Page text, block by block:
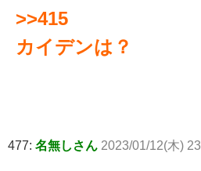
>>415
カイデンは？
477: 名無しさん 2023/01/12(木)